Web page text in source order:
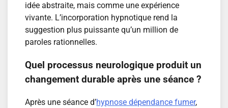
idée abstraite, mais comme une expérience
vivante. L’incorporation hypnotique rend la
suggestion plus puissante qu’un million de
paroles rationnelles.
Quel processus neurologique produit un
changement durable après une séance ?
Après une séance d’hypnose dépendance fumer,